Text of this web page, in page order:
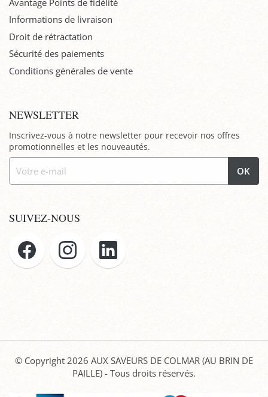
Informations de livraison
Droit de rétractation
Sécurité des paiements
Conditions générales de vente
NEWSLETTER
Inscrivez-vous à notre newsletter pour recevoir nos offres
promotionnelles et les nouveautés.
OK
SUIVEZ-NOUS
© Copyright 2026 AUX SAVEURS DE COLMAR (AU BRIN DE
PAILLE) - Tous droits réservés.